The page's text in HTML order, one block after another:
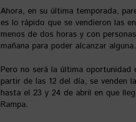
Ahora, en su última temporada,
es lo rápido que se vendieron las
menos de dos horas y con
mañana para poder alcanzar alguna.
Pero no será la última
partir de las 12 del día, se venden
hasta el 23 y 24 de abril en que
Rampa.